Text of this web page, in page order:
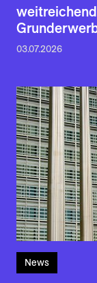
03.07.2026
News